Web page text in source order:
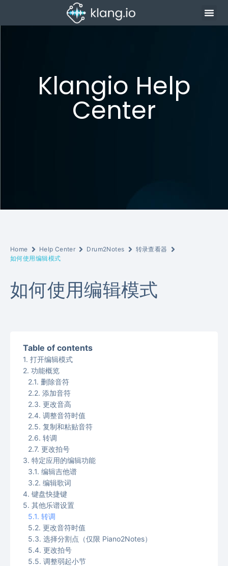
Klangio Help
Center
Home Help Center Drum2Notes
转录查看器
如何使用编辑模式
如何使用编辑模式
Table of contents
打开编辑模式
功能概览
删除音符
添加音符
更改音高
调整音符时值
复制和粘贴音符
转调
更改拍号
特定应用的编辑功能
编辑吉他谱
编辑歌词
键盘快捷键
其他乐谱设置
转调
更改音符时值
选择分割点（仅限 Piano2Notes）
更改拍号
调整弱起小节